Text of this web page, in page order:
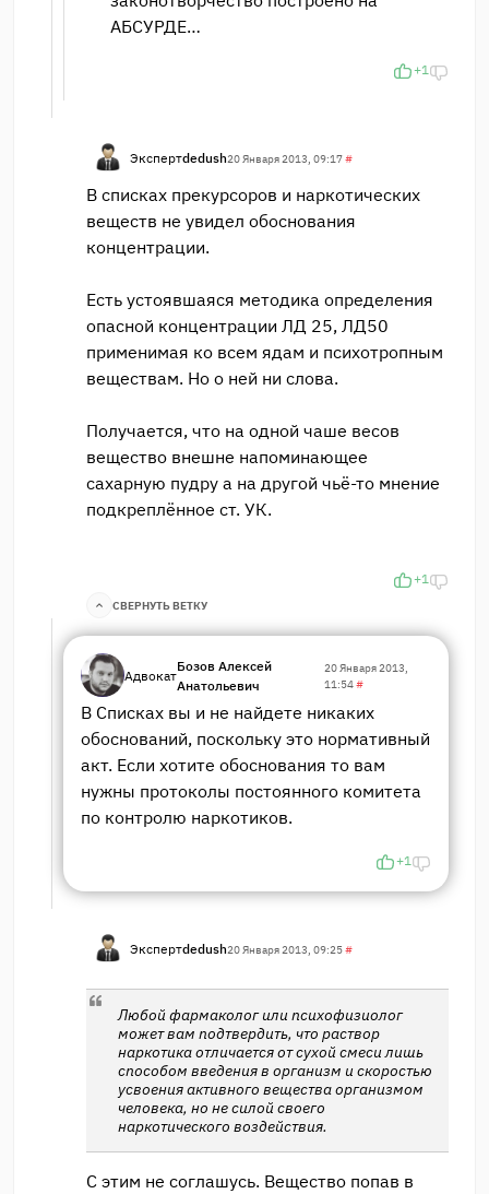
АБСУРДЕ…
+1
Экспертdedush20 Января 2013, 09:17#
В списках прекурсоров и наркотических
веществ не увидел обоснования
концентрации.
Есть устоявшаяся методика определения
опасной концентрации ЛД 25, ЛД50
применимая ко всем ядам и психотропным
веществам. Но о ней ни слова.
Получается, что на одной чаше весов
вещество внешне напоминающее
сахарную пудру а на другой чьё-то мнение
подкреплённое ст. УК.
+1
СВЕРНУТЬ ВЕТКУ
Адвокат
Бозов Алексей
Анатольевич
20 Января 2013,
11:54#
В Списках вы и не найдете никаких
обоснований, поскольку это нормативный
акт. Если хотите обоснования то вам
нужны протоколы постоянного комитета
по контролю наркотиков.
+1
Экспертdedush20 Января 2013, 09:25#
Любой фармаколог или психофизиолог
может вам подтвердить, что раствор
наркотика отличается от сухой смеси лишь
способом введения в организм и скоростью
усвоения активного вещества организмом
человека, но не силой своего
наркотического воздействия.
С этим не соглашусь. Вещество попав в